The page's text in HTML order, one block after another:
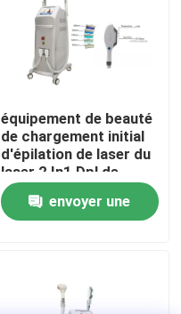
équipement de beauté
de chargement initial
d'épilation de laser du
laser 2 In1 Dpl de
chargement initial Shr
Elight de 1600w 20HZ
envoyer une